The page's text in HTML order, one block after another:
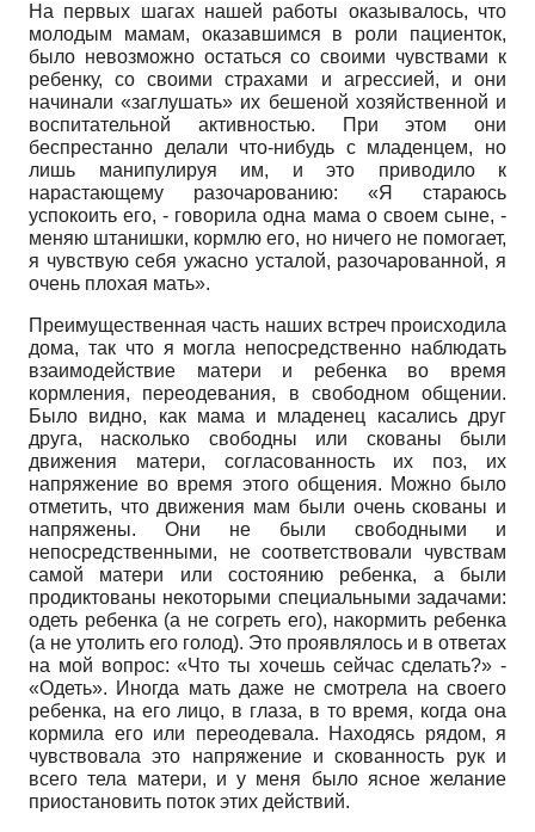
На первых шагах нашей работы оказывалось, что
молодым мамам, оказавшимся в роли пациенток,
было невозможно остаться со своими чувствами к
ребенку, со своими страхами и агрессией, и они
начинали «заглушать» их бешеной хозяйственной и
воспитательной активностью. При этом они
беспрестанно делали что-нибудь с младенцем, но
лишь манипулируя им, и это приводило к
нарастающему разочарованию: «Я стараюсь
успокоить его, - говорила одна мама о своем сыне, -
меняю штанишки, кормлю его, но ничего не помогает,
я чувствую себя ужасно усталой, разочарованной, я
очень плохая мать».
Преимущественная часть наших встреч происходила
дома, так что я могла непосредственно наблюдать
взаимодействие матери и ребенка во время
кормления, переодевания, в свободном общении.
Было видно, как мама и младенец касались друг
друга, насколько свободны или скованы были
движения матери, согласованность их поз, их
напряжение во время этого общения. Можно было
отметить, что движения мам были очень скованы и
напряжены. Они не были свободными и
непосредственными, не соответствовали чувствам
самой матери или состоянию ребенка, а были
продиктованы некоторыми специальными задачами:
одеть ребенка (а не согреть его), накормить ребенка
(а не утолить его голод). Это проявлялось и в ответах
на мой вопрос: «Что ты хочешь сейчас сделать?» -
«Одеть». Иногда мать даже не смотрела на своего
ребенка, на его лицо, в глаза, в то время, когда она
кормила его или переодевала. Находясь рядом, я
чувствовала это напряжение и скованность рук и
всего тела матери, и у меня было ясное желание
приостановить поток этих действий.